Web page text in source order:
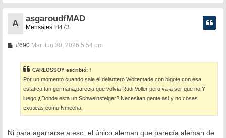
A
asgaroudfMAD
Mensajes: 8473
#690M
s
a
j
e
Mar Jun 30, 2026 5:54 pm
CARLOSSOY escribió: ↑
Por un momento cuando sale el delantero Woltemade con bigote con esa
estatica tan germana,parecia que volvia Rudi Voller pero va a ser que no.Y
luego ¿Donde esta un Schweinsteiger? Necesitan gente asi y no cosas
exoticas como Nmecha.
Ni para agarrarse a eso, el único aleman que parecía aleman de